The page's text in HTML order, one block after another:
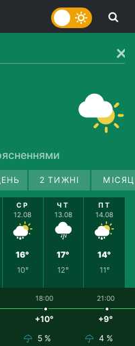
2 ТИЖНІ
СР
12.08
16°
10°
ЧТ
13.08
17°
12°
ПТ
14.08
14°
11°
18:00
+10°
5 %
21:00
+9°
4 %